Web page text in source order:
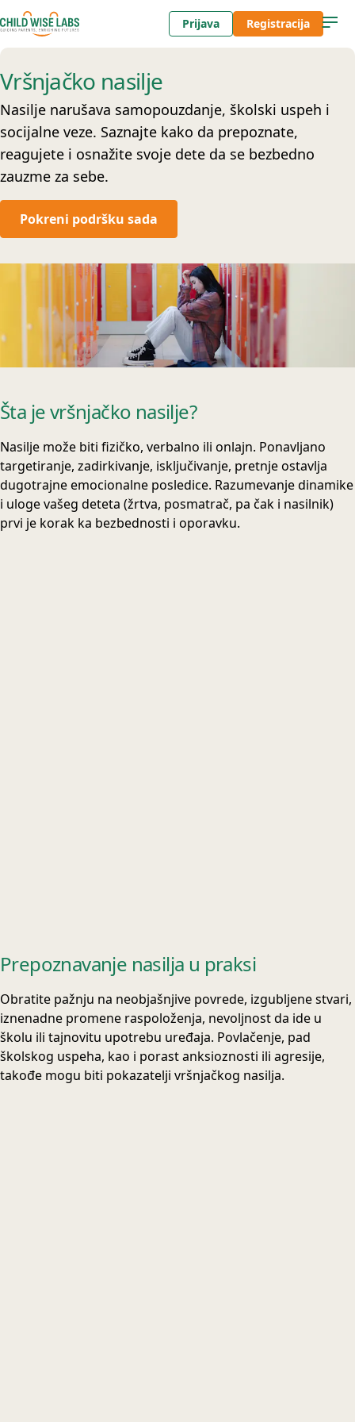
Prijava Registracija
Vršnjačko nasilje
Nasilje narušava samopouzdanje, školski uspeh i
socijalne veze. Saznajte kako da prepoznate,
reagujete i osnažite svoje dete da se bezbedno
zauzme za sebe.
Pokreni podršku sada
Šta je vršnjačko nasilje?
Nasilje može biti fizičko, verbalno ili onlajn. Ponavljano
targetiranje, zadirkivanje, isključivanje, pretnje ostavlja
dugotrajne emocionalne posledice. Razumevanje dinamike
i uloge vašeg deteta (žrtva, posmatrač, pa čak i nasilnik)
prvi je korak ka bezbednosti i oporavku.
Prepoznavanje nasilja u praksi
Obratite pažnju na neobjašnjive povrede, izgubljene stvari,
iznenadne promene raspoloženja, nevoljnost da ide u
školu ili tajnovitu upotrebu uređaja. Povlačenje, pad
školskog uspeha, kao i porast anksioznosti ili agresije,
takođe mogu biti pokazatelji vršnjačkog nasilja.